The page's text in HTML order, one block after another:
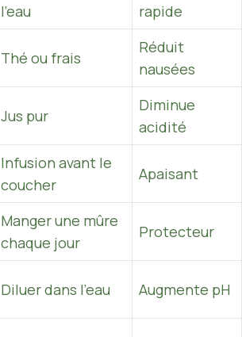
l’eau
rapide
Thé ou frais
Réduit
nausées
Jus pur
Diminue
acidité
Infusion avant le
coucher
Apaisant
Manger une mûre
chaque jour
Protecteur
Diluer dans l’eau Augmente pH